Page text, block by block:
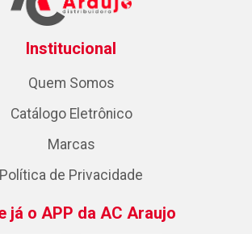
Institucional
Quem Somos
Catálogo Eletrônico
Marcas
Política de Privacidade
já o APP da AC Araujo